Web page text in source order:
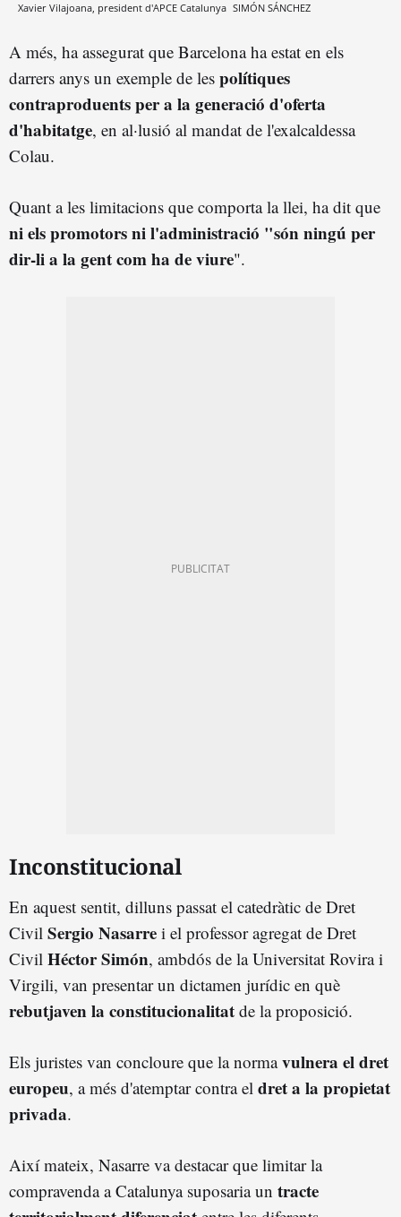
Xavier Vilajoana, president d'APCE Catalunya SIMÓN SÁNCHEZ
A més, ha assegurat que Barcelona ha estat en els
darrers anys un exemple de les polítiques
contraproduents per a la generació d'oferta
d'habitatge, en al·lusió al mandat de l'exalcaldessa
Colau.
Quant a les limitacions que comporta la llei, ha dit que
ni els promotors ni l'administració "són ningú per
dir-li a la gent com ha de viure".
Inconstitucional
En aquest sentit, dilluns passat el catedràtic de Dret
Civil Sergio Nasarre i el professor agregat de Dret
Civil Héctor Simón, ambdós de la Universitat Rovira i
Virgili, van presentar un dictamen jurídic en què
rebutjaven la constitucionalitat de la proposició.
Els juristes van concloure que la normavulnera el dret
europeu, a més d'atemptar contra el dret a la propietat
privada.
Així mateix, Nasarre va destacar que limitar la
compravenda a Catalunya suposaria un tracte